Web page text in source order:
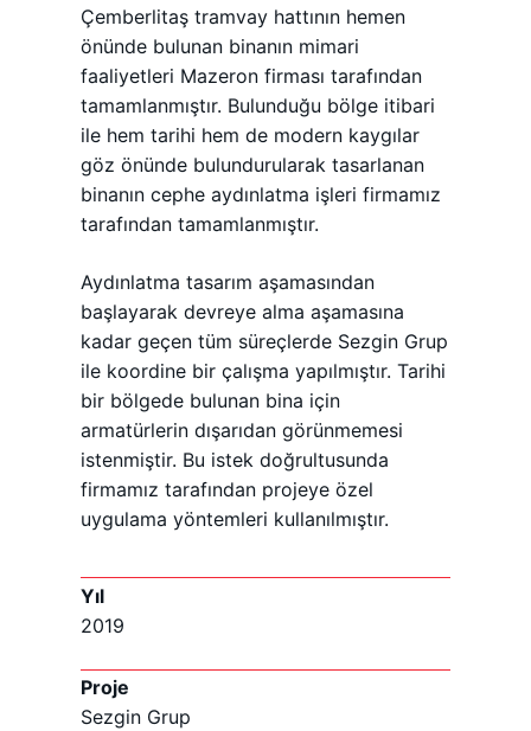
Çemberlitaş tramvay hattının hemen
önünde bulunan binanın mimari
faaliyetleri Mazeron firması tarafından
tamamlanmıştır. Bulunduğu bölge itibari
ile hem tarihi hem de modern kaygılar
göz önünde bulundurularak tasarlanan
binanın cephe aydınlatma işleri firmamız
tarafından tamamlanmıştır.
Aydınlatma tasarım aşamasından
başlayarak devreye alma aşamasına
kadar geçen tüm süreçlerde Sezgin Grup
ile koordine bir çalışma yapılmıştır. Tarihi
bir bölgede bulunan bina için
armatürlerin dışarıdan görünmemesi
istenmiştir. Bu istek doğrultusunda
firmamız tarafından projeye özel
uygulama yöntemleri kullanılmıştır.
Yıl
2019
Proje
Sezgin Grup